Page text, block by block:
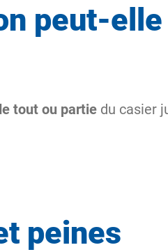
peut-
tout ou partie du casier
peines